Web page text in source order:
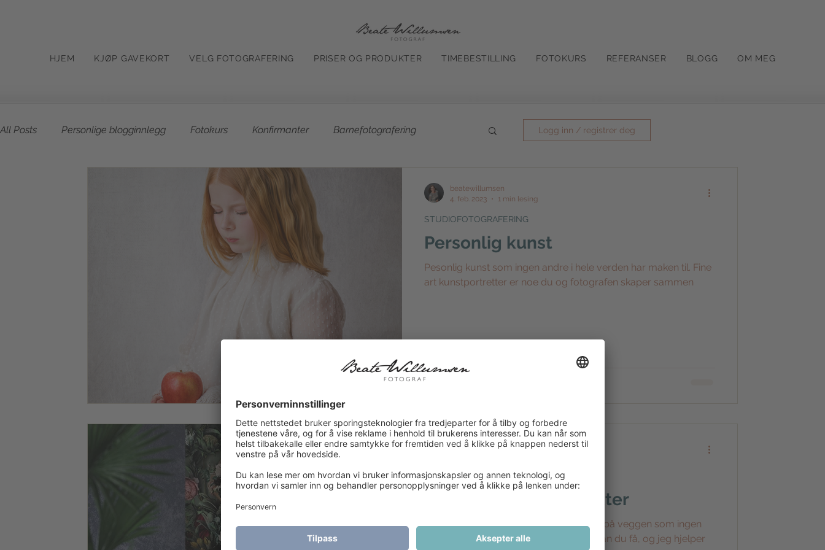
HJEM KJØP GAVEKORT VELG FOTOGRAFERING PRISER OG PRODUKTER TIMEBESTILLING FOTOKURS REFERANSER BLOGG OM MEG
All Posts Personlige blogginnlegg Fotokurs Konfirmanter Barnefotografering
Utefotografering natur Studiofotografering
Konsept Utebilder Barnebilder
Ansattbilder
Logg inn / registrer deg
Personlig kunst
Pesonlig kunst som ingen andre i hele verden har maken til. Fine
art kunstportretter er noe du og fotografen skaper sammen
STUDIOFOTOGRAFERING
beatewillumsen
4. feb. 2023
1 min lesing
Fine art | kunstportretter
Hvordan ville det føles å ha et kunsfoto på veggen som ingen
andre i hele verden har maken til? Det kan du få, og jeg hjelper
FINEART
beatewillumsen